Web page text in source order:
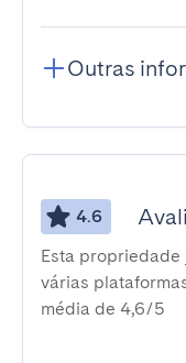
Outras
4.6
Esta propriedade
várias
média de 4,6/5